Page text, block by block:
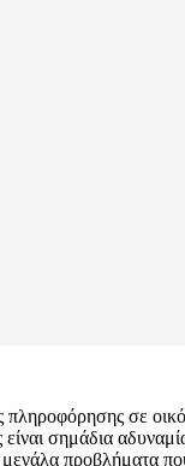
σε
σημάδια
προβλήματα